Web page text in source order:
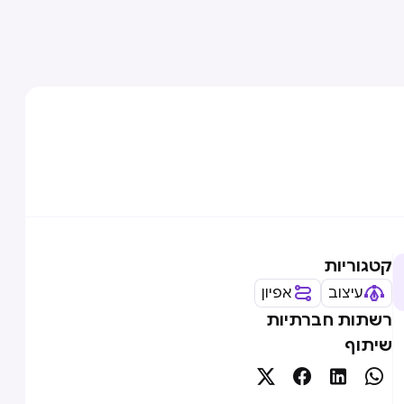
קטגוריות
עיצוב אפיון
רשתות חברתיות
שיתוף



